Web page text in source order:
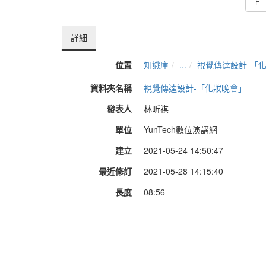
上
詳細
位置 知識庫 ...
視覺傳達設計-「化
資料夾名稱
視覺傳達設計-「化妝晚會」
發表人
林昕祺
單位
YunTech數位演講網
建立
2021-05-24 14:50:47
最近修訂
2021-05-28 14:15:40
長度
08:56